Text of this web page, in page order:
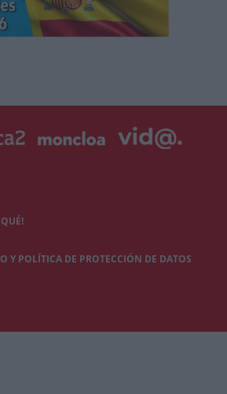
Y POLÍTICA DE PROTECCIÓN DE DATOS